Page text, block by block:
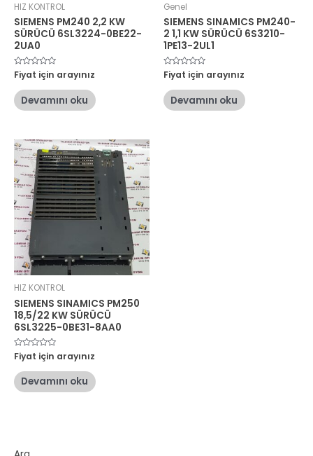
HIZ KONTROL
SIEMENS PM240 2,2 KW
SÜRÜCÜ 6SL3224-0BE22-
2UA0
5
üzerinden
oy
aldı
Fiyat için arayınız
Devamını oku
Genel
SIEMENS SINAMICS PM240-
2 1,1 KW SÜRÜCÜ 6S3210-
1PE13-2UL1
5
üzerinden
oy
aldı
Fiyat için arayınız
Devamını oku
HIZ KONTROL
SIEMENS SINAMICS PM250
18,5/22 KW SÜRÜCÜ
6SL3225-0BE31-8AA0
5
üzerinden
oy
aldı
Fiyat için arayınız
Devamını oku